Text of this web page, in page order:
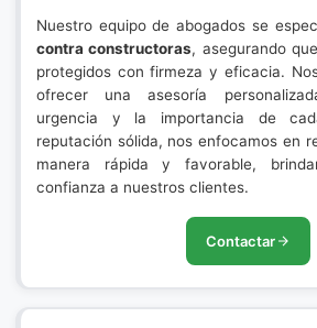
Nuestro equipo de abogados se
contra constructoras, asegurando
protegidos con firmeza y eficacia.
ofrecer una asesoría
urgencia y la importancia de
reputación sólida, nos enfocamos en
manera rápida y favorable,
confianza a nuestros clientes.
Contactar